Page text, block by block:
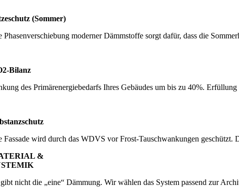
(Sommer)
Phasenverschiebung moderner Dämmstoffe sorgt dafür, dass die
Bilanz
des Primärenergiebedarfs Ihres Gebäudes um bis zu 40%.
Fassade wird durch das WDVS vor Frost-Tauschwankungen geschützt.
&
nicht die „eine“ Dämmung. Wir wählen das System passend zur